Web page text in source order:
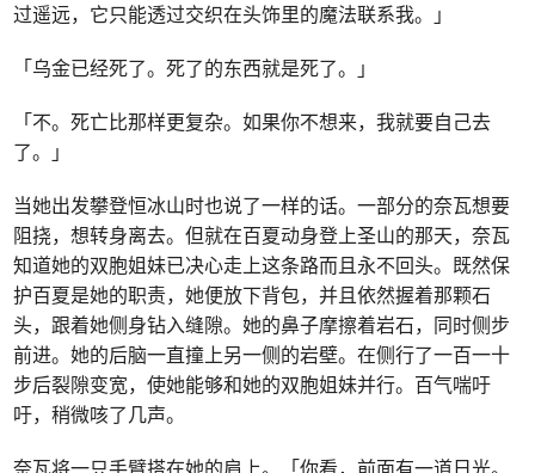
过遥远，它只能透过交织在头饰里的魔法联系我。」
「乌金已经死了。死了的东西就是死了。」
「不。死亡比那样更复杂。如果你不想来，我就要自己去
了。」
当她出发攀登恒冰山时也说了一样的话。一部分的奈瓦想要
阻挠，想转身离去。但就在百夏动身登上圣山的那天，奈瓦
知道她的双胞姐妹已决心走上这条路而且永不回头。既然保
护百夏是她的职责，她便放下背包，并且依然握着那颗石
头，跟着她侧身钻入缝隙。她的鼻子摩擦着岩石，同时侧步
前进。她的后脑一直撞上另一侧的岩壁。在侧行了一百一十
步后裂隙变宽，使她能够和她的双胞姐妹并行。百气喘吁
吁，稍微咳了几声。